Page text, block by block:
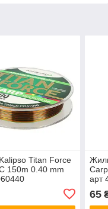
Titan Force
150m 0.40 mm
арт
65